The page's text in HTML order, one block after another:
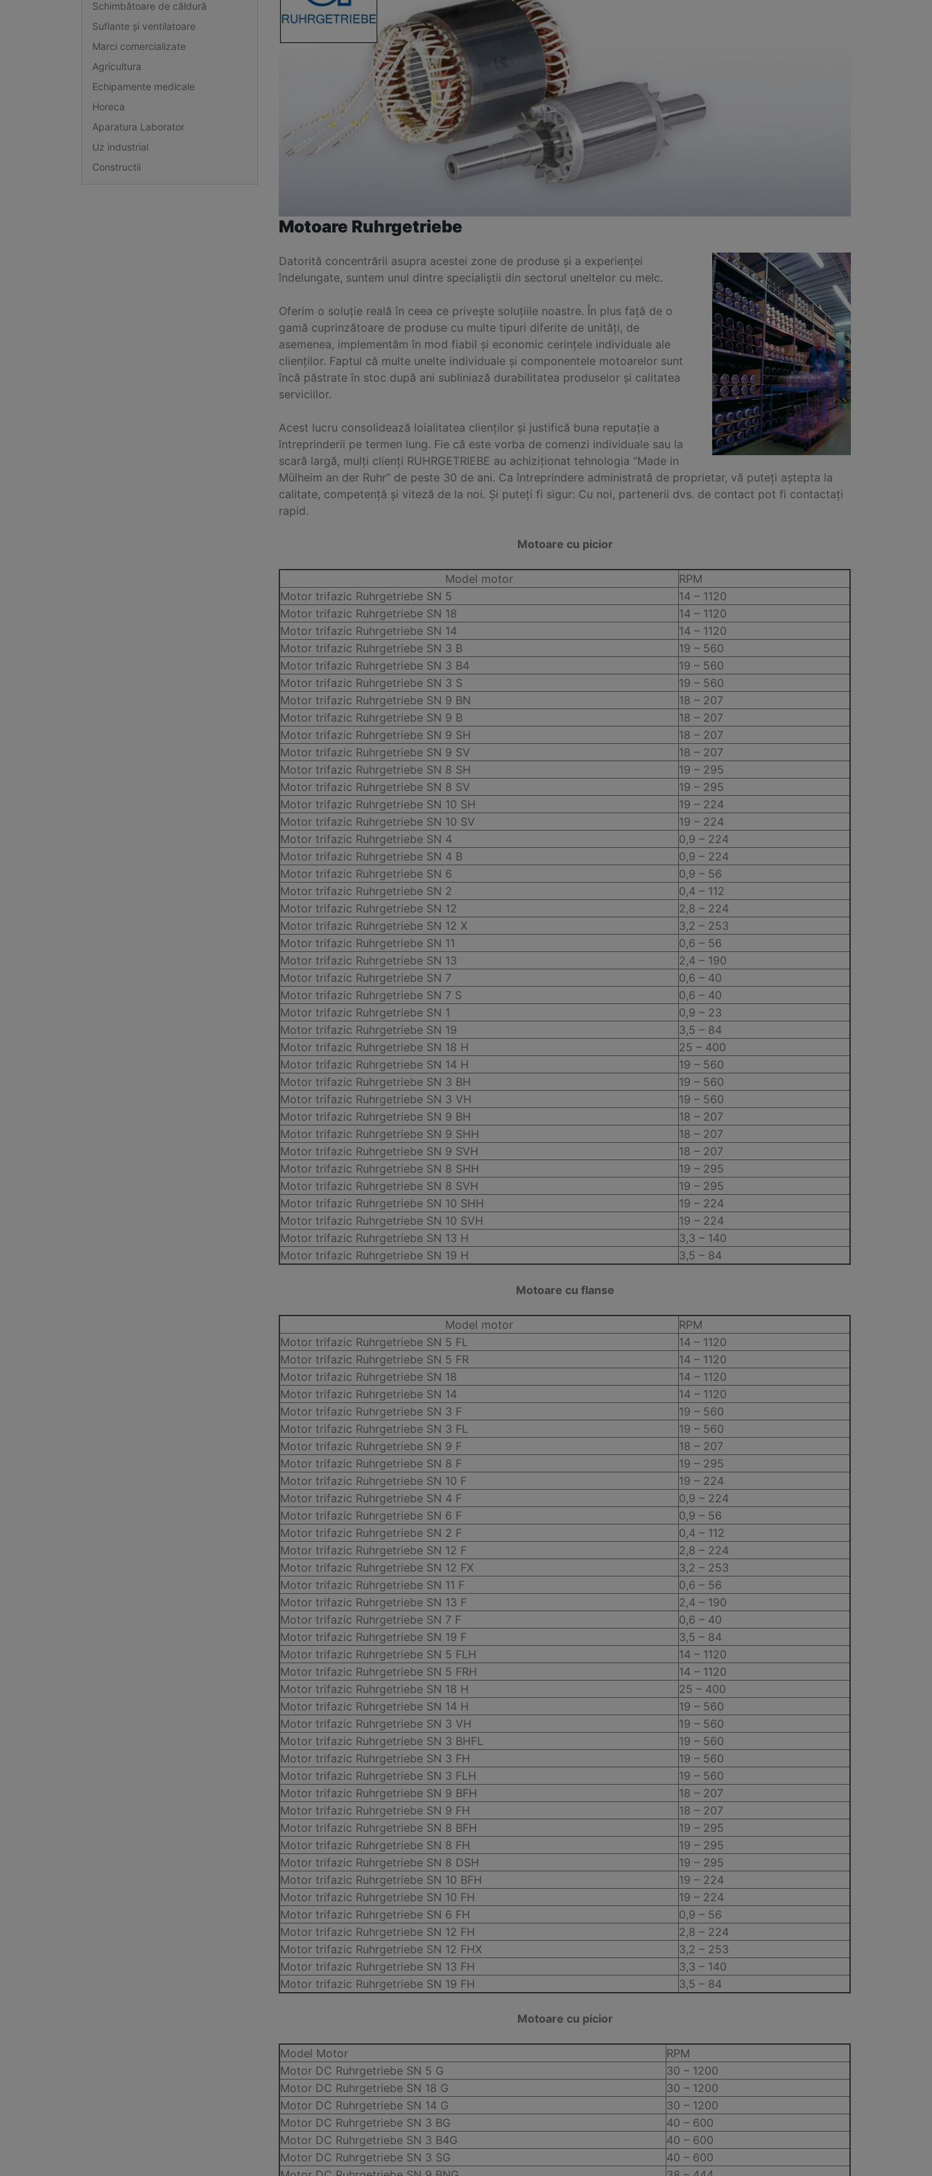
Schimbătoare de căldură
Suflante și ventilatoare
Marci comercializate
Agricultura
Echipamente medicale
Horeca
Aparatura Laborator
Uz industrial
Constructii
Motoare Ruhrgetriebe
Datorită concentrării asupra acestei zone de produse și a experienței
îndelungate, suntem unul dintre specialiștii din sectorul uneltelor cu melc.
Oferim o soluție reală în ceea ce privește soluțiile noastre. În plus față de o
gamă cuprinzătoare de produse cu multe tipuri diferite de unități, de
asemenea, implementăm în mod fiabil și economic cerințele individuale ale
clienților. Faptul că multe unelte individuale și componentele motoarelor sunt
încă păstrate în stoc după ani subliniază durabilitatea produselor și calitatea
serviciilor.
Acest lucru consolidează loialitatea clienților și justifică buna reputație a
întreprinderii pe termen lung. Fie că este vorba de comenzi individuale sau la
scară largă, mulți clienți RUHRGETRIEBE au achiziționat tehnologia “Made in
Mülheim an der Ruhr” de peste 30 de ani. Ca întreprindere administrată de proprietar, vă puteți aștepta la
calitate, competență și viteză de la noi. Și puteți fi sigur: Cu noi, partenerii dvs. de contact pot fi contactați
rapid.
Motoare cu picior
Model motor
RPM
Motor trifazic Ruhrgetriebe SN 5
14 – 1120
Motor trifazic Ruhrgetriebe SN 18
14 – 1120
Motor trifazic Ruhrgetriebe SN 14
14 – 1120
Motor trifazic Ruhrgetriebe SN 3 B
19 – 560
Motor trifazic Ruhrgetriebe SN 3 B4
19 – 560
Motor trifazic Ruhrgetriebe SN 3 S
19 – 560
Motor trifazic Ruhrgetriebe SN 9 BN
18 – 207
Motor trifazic Ruhrgetriebe SN 9 B
18 – 207
Motor trifazic Ruhrgetriebe SN 9 SH
18 – 207
Motor trifazic Ruhrgetriebe SN 9 SV
18 – 207
Motor trifazic Ruhrgetriebe SN 8 SH
19 – 295
Motor trifazic Ruhrgetriebe SN 8 SV
19 – 295
Motor trifazic Ruhrgetriebe SN 10 SH
19 – 224
Motor trifazic Ruhrgetriebe SN 10 SV
19 – 224
Motor trifazic Ruhrgetriebe SN 4
0,9 – 224
Motor trifazic Ruhrgetriebe SN 4 B
0,9 – 224
Motor trifazic Ruhrgetriebe SN 6
0,9 – 56
Motor trifazic Ruhrgetriebe SN 2
0,4 – 112
Motor trifazic Ruhrgetriebe SN 12
2,8 – 224
Motor trifazic Ruhrgetriebe SN 12 X
3,2 – 253
Motor trifazic Ruhrgetriebe SN 11
0,6 – 56
Motor trifazic Ruhrgetriebe SN 13
2,4 – 190
Motor trifazic Ruhrgetriebe SN 7
0,6 – 40
Motor trifazic Ruhrgetriebe SN 7 S
0,6 – 40
Motor trifazic Ruhrgetriebe SN 1
0,9 – 23
Motor trifazic Ruhrgetriebe SN 19
3,5 – 84
Motor trifazic Ruhrgetriebe SN 18 H
25 – 400
Motor trifazic Ruhrgetriebe SN 14 H
19 – 560
Motor trifazic Ruhrgetriebe SN 3 BH
19 – 560
Motor trifazic Ruhrgetriebe SN 3 VH
19 – 560
Motor trifazic Ruhrgetriebe SN 9 BH
18 – 207
Motor trifazic Ruhrgetriebe SN 9 SHH
18 – 207
Motor trifazic Ruhrgetriebe SN 9 SVH
18 – 207
Motor trifazic Ruhrgetriebe SN 8 SHH
19 – 295
Motor trifazic Ruhrgetriebe SN 8 SVH
19 – 295
Motor trifazic Ruhrgetriebe SN 10 SHH
19 – 224
Motor trifazic Ruhrgetriebe SN 10 SVH
19 – 224
Motor trifazic Ruhrgetriebe SN 13 H
3,3 – 140
Motor trifazic Ruhrgetriebe SN 19 H
3,5 – 84
Motoare cu flanse
Model motor
RPM
Motor trifazic Ruhrgetriebe SN 5 FL
14 – 1120
Motor trifazic Ruhrgetriebe SN 5 FR
14 – 1120
Motor trifazic Ruhrgetriebe SN 18
14 – 1120
Motor trifazic Ruhrgetriebe SN 14
14 – 1120
Motor trifazic Ruhrgetriebe SN 3 F
19 – 560
Motor trifazic Ruhrgetriebe SN 3 FL
19 – 560
Motor trifazic Ruhrgetriebe SN 9 F
18 – 207
Motor trifazic Ruhrgetriebe SN 8 F
19 – 295
Motor trifazic Ruhrgetriebe SN 10 F
19 – 224
Motor trifazic Ruhrgetriebe SN 4 F
0,9 – 224
Motor trifazic Ruhrgetriebe SN 6 F
0,9 – 56
Motor trifazic Ruhrgetriebe SN 2 F
0,4 – 112
Motor trifazic Ruhrgetriebe SN 12 F
2,8 – 224
Motor trifazic Ruhrgetriebe SN 12 FX
3,2 – 253
Motor trifazic Ruhrgetriebe SN 11 F
0,6 – 56
Motor trifazic Ruhrgetriebe SN 13 F
2,4 – 190
Motor trifazic Ruhrgetriebe SN 7 F
0,6 – 40
Motor trifazic Ruhrgetriebe SN 19 F
3,5 – 84
Motor trifazic Ruhrgetriebe SN 5 FLH
14 – 1120
Motor trifazic Ruhrgetriebe SN 5 FRH
14 – 1120
Motor trifazic Ruhrgetriebe SN 18 H
25 – 400
Motor trifazic Ruhrgetriebe SN 14 H
19 – 560
Motor trifazic Ruhrgetriebe SN 3 VH
19 – 560
Motor trifazic Ruhrgetriebe SN 3 BHFL
19 – 560
Motor trifazic Ruhrgetriebe SN 3 FH
19 – 560
Motor trifazic Ruhrgetriebe SN 3 FLH
19 – 560
Motor trifazic Ruhrgetriebe SN 9 BFH
18 – 207
Motor trifazic Ruhrgetriebe SN 9 FH
18 – 207
Motor trifazic Ruhrgetriebe SN 8 BFH
19 – 295
Motor trifazic Ruhrgetriebe SN 8 FH
19 – 295
Motor trifazic Ruhrgetriebe SN 8 DSH
19 – 295
Motor trifazic Ruhrgetriebe SN 10 BFH
19 – 224
Motor trifazic Ruhrgetriebe SN 10 FH
19 – 224
Motor trifazic Ruhrgetriebe SN 6 FH
0,9 – 56
Motor trifazic Ruhrgetriebe SN 12 FH
2,8 – 224
Motor trifazic Ruhrgetriebe SN 12 FHX
3,2 – 253
Motor trifazic Ruhrgetriebe SN 13 FH
3,3 – 140
Motor trifazic Ruhrgetriebe SN 19 FH
3,5 – 84
Motoare cu picior
Model Motor
RPM
Motor DC Ruhrgetriebe SN 5 G
30 – 1200
Motor DC Ruhrgetriebe SN 18 G
30 – 1200
Motor DC Ruhrgetriebe SN 14 G
30 – 1200
Motor DC Ruhrgetriebe SN 3 BG
40 – 600
Motor DC Ruhrgetriebe SN 3 B4G
40 – 600
Motor DC Ruhrgetriebe SN 3 SG
40 – 600